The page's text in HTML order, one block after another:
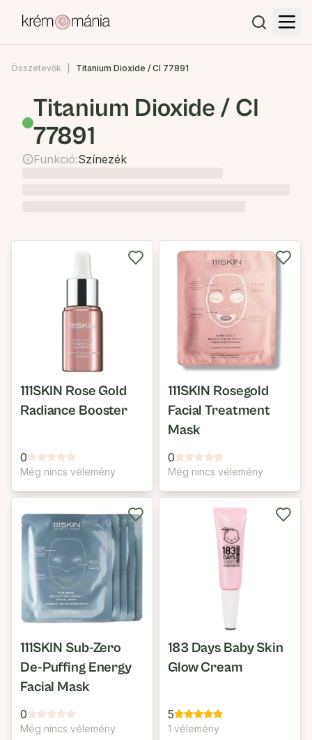
Összetevők Titanium Dioxide / CI 77891
Titanium Dioxide / CI
77891
Funkció:Színezék
111SKIN Rose Gold
Radiance Booster
0
Még nincs vélemény
111SKIN Rosegold
Facial Treatment
Mask
0
Még nincs vélemény
111SKIN Sub-Zero
De-Puffing Energy
Facial Mask
0
Még nincs vélemény
183 Days Baby Skin
Glow Cream
5
1 vélemény